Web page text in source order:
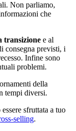
Non parliamo,
che
transizione e al
consegna previsti, i
Infine sono
problemi.
della
tempi diversi.
sfruttata a tuo
selling.